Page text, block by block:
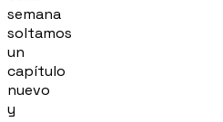
semana
soltamos
un
capítulo
nuevo
y